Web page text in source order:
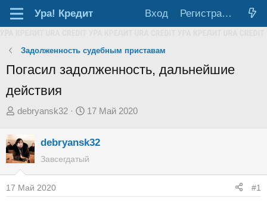
Ура! Кредит Вход Регистрация
Задолженность судебным приставам
Погасил задолженность, дальнейшие
действия
А
т
о
е
debryansk32
Д
т
ч
17 Май 2020
debryansk32
Завсегдатый
17 Май 2020 #1